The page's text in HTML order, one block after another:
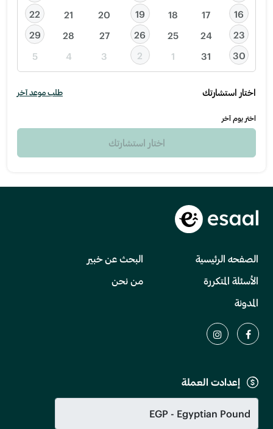
16
17
18
19
20
21
22
23
24
25
26
27
28
29
30
31
1
2
3
4
5
اختار استشارتك طلب موعد آخر
اختر يوم آخر
اختار استشارتك
الصفحه الرئيسية
البحث عن خبير
الأسئلة المتكررة
من نحن
المدونة
إعدادت العملة